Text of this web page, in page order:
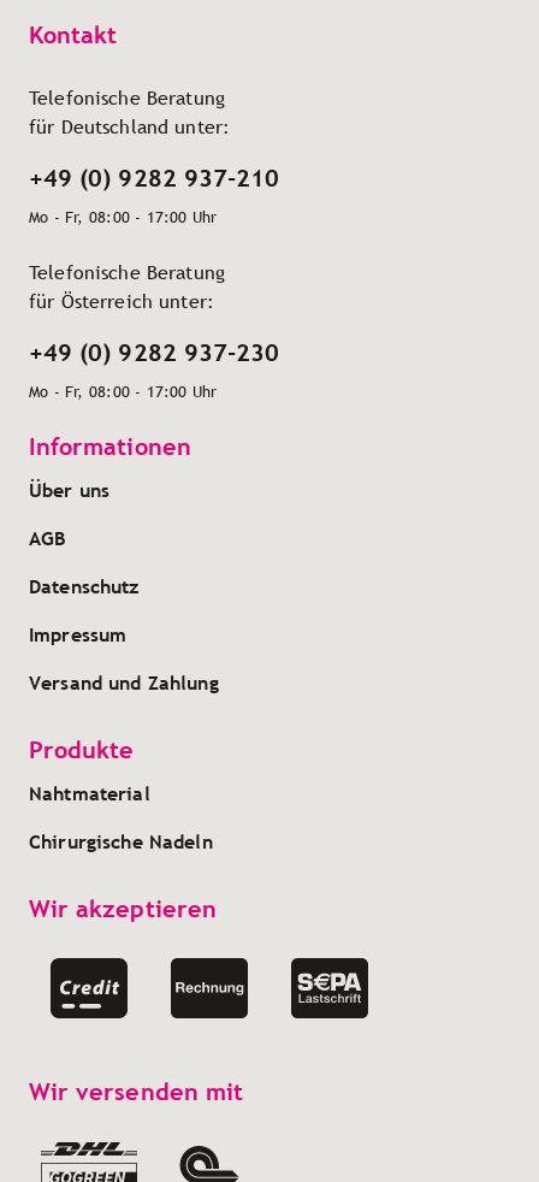
Kontakt
Telefonische Beratung
für Deutschland unter:
+49 (0) 9282 937-210
Mo - Fr, 08:00 - 17:00 Uhr
Telefonische Beratung
für Österreich unter:
+49 (0) 9282 937-230
Mo - Fr, 08:00 - 17:00 Uhr
Informationen
Über uns
AGB
Datenschutz
Impressum
Versand und Zahlung
Produkte
Nahtmaterial
Chirurgische Nadeln
Wir akzeptieren
Wir versenden mit